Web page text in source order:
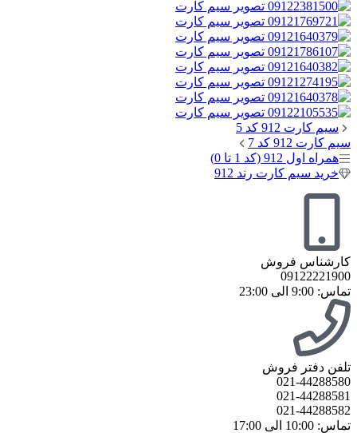
سیم کارت 912 کد 5
سیم کارت 912 کد 7
همراه اول 912 (کد 1 تا 0)
خرید سیم کارت رند 912
کارشناس فروش
09122221900
تماس: 9:00 الی 23:00
تلفن دفتر فروش
021-44288580
021-44288581
021-44288582
تماس: 10:00 الی 17:00